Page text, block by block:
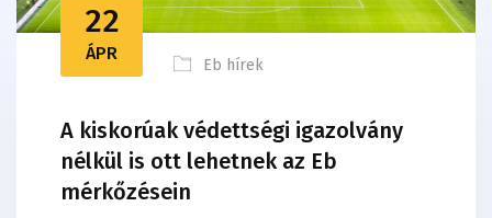
22
ÁPR
Eb hírek
A kiskorúak védettségi igazolvány
nélkül is ott lehetnek az Eb
mérkőzésein